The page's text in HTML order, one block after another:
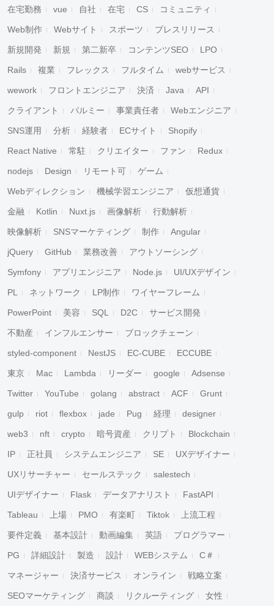
在宅勤務 vue 自社 在宅 CS コミュニティ
Web制作 Webサイト スポーツ プレスリリース
新規開発 新規 第二新卒 コンテンツSEO LPO
Rails 複業 フレックス フルタイム webサービス
wework フロントエンジニア 決済 Java API
クライアント パルミー 事業責任者 Webエンジニア
SNS運用 分析 経験者 ECサイト Shopify
React Native 常駐 クリエイター ファン Redux
nodejs Design リモート可 ゲーム
Webディレクション 機械学習エンジニア 仮想通貨
金融 Kotlin Nuxt.js 画像解析 行動解析
映像解析 SNSマーケティング 制作 Angular
jQuery GitHub 業務改善 アウトソーシング
Symfony アプリエンジニア Node.js UI/UXデザイン
PL ネットワーク LP制作 ワイヤーフレーム
PowerPoint 美容 SQL D2C サービス開発
不動産 インフルエンサー ブロックチェーン
styled-component NestJS EC-CUBE ECCUBE
東京 Mac Lambda リーダー google Adsense
Twitter YouTube golang abstract ACF Grunt
gulp riot flexbox jade Pug 経理 designer
web3 nft crypto 暗号資産 クリプト Blockchain
IP 正社員 システムエンジニア SE UXデザイナー
UXリサーチャー セールステック salestech
UIデザイナー Flask データアナリスト FastAPI
Tableau 上場 PMO 有楽町 Tiktok 上流工程
要件定義 基本設計 動画編集 英語 プログラマー
PG 詳細設計 製造 設計 WEBシステム C＃
マネージャー 決済サービス オンライン 戦略立案
SEOマーケティング 商談 リクルーティング 女性